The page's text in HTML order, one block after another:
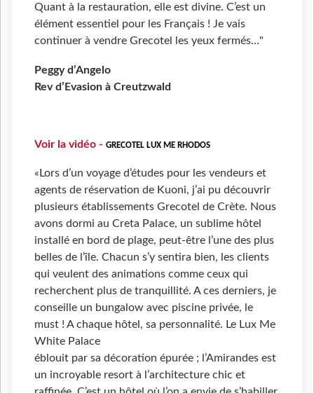
Quant à la restauration, elle est divine. C’est un
élément essentiel pour les Français ! Je vais
continuer à vendre Grecotel les yeux fermés…"
Peggy d’Angelo
Rev d’Evasion à Creutzwald
Voir la vidéo - GRECOTEL LUX ME RHODOS ​
«Lors d’un voyage d’études pour les vendeurs et
agents de réservation de Kuoni, j’ai pu découvrir
plusieurs établissements Grecotel de Crète. Nous
avons dormi au Creta Palace, un sublime hôtel
installé en bord de plage, peut-être l’une des plus
belles de l’île. Chacun s’y sentira bien, les clients
qui veulent des animations comme ceux qui
recherchent plus de tranquillité. A ces derniers, je
conseille un bungalow avec piscine privée, le
must ! A chaque hôtel, sa personnalité. Le Lux Me
White Palace
éblouit par sa décoration épurée ; l’Amirandes est
un incroyable resort à l’architecture chic et